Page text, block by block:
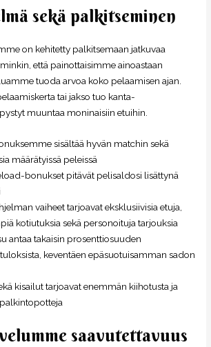
sekä palkitseminen
on kehitetty palkitsemaan jatkuvaa
että painottaisimme ainoastaan
tuoda arvoa koko pelaamisen ajan.
tai jakso tuo kanta-
muuntaa moninaisiin etuihin.
sisältää hyvän matchin sekä
määrätyissä peleissä
bonukset pitävät pelisaldosi lisättynä
vaiheet tarjoavat eksklusiivisia etuja,
kotiutuksia sekä personoituja tarjouksia
antaa takaisin prosenttiosuuden
keventäen epäsuotuisamman sadon
kisailut tarjoavat enemmän kiihotusta ja
saavutettavuus